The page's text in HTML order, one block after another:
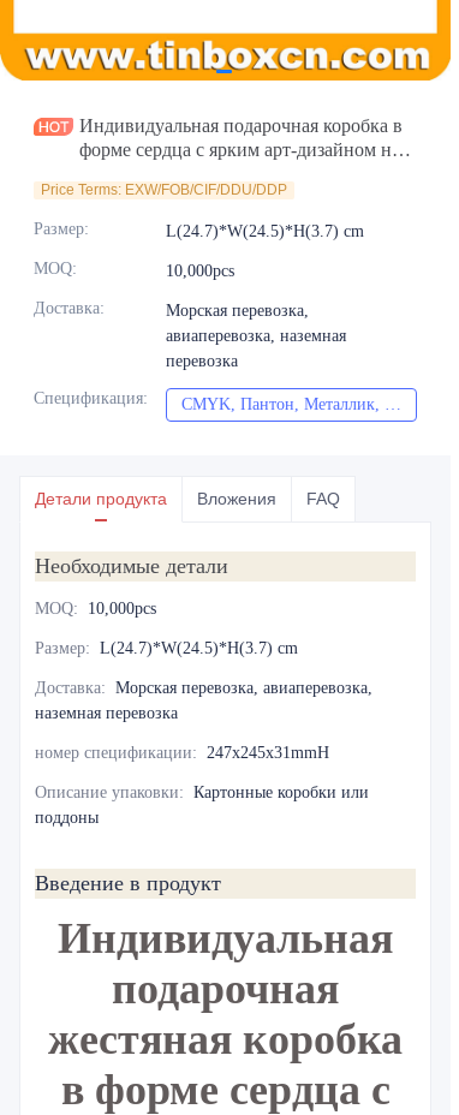
Индивидуальная подарочная коробка в
форме сердца с ярким арт-дизайном на
Price Terms: EXW/FOB/CIF/DDU/DDP
Размер: L(24.7)*W(24.5)*H(3.7) cm
MOQ: 10,000pcs
Доставка:
Морская перевозка,
авиаперевозка, наземная
перевозка
Спецификация: CMYK, Пантон, Металлик, Спот-цвет и т.д.
Детали продукта Вложения FAQ
Необходимые детали
MOQ: 10,000pcs
Размер: L(24.7)*W(24.5)*H(3.7) cm
Доставка: Морская перевозка, авиаперевозка,
наземная перевозка
номер спецификации: 247x245x31mmH
Описание упаковки: Картонные коробки или
поддоны
Введение в продукт
Индивидуальная
подарочная
жестяная коробка
в форме сердца с
Новости